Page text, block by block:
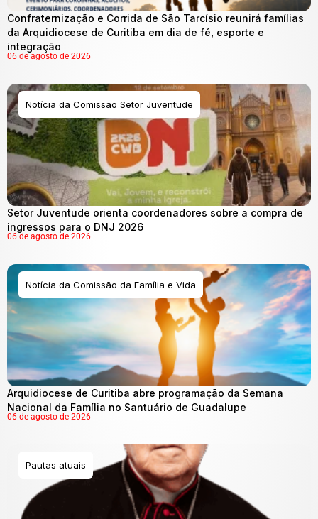
Confraternização e Corrida de São Tarcísio reunirá famílias
da Arquidiocese de Curitiba em dia de fé, esporte e
integração
06 de agosto de 2026
Notícia da Comissão Setor Juventude
Setor Juventude orienta coordenadores sobre a compra de
ingressos para o DNJ 2026
06 de agosto de 2026
Notícia da Comissão da Família e Vida
Arquidiocese de Curitiba abre programação da Semana
Nacional da Família no Santuário de Guadalupe
06 de agosto de 2026
Pautas atuais